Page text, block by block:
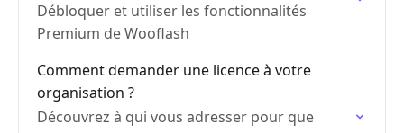
Débloquer et utiliser les fonctionnalités
Premium de Wooflash
Comment demander une licence à votre
organisation ?
Découvrez à qui vous adresser pour que